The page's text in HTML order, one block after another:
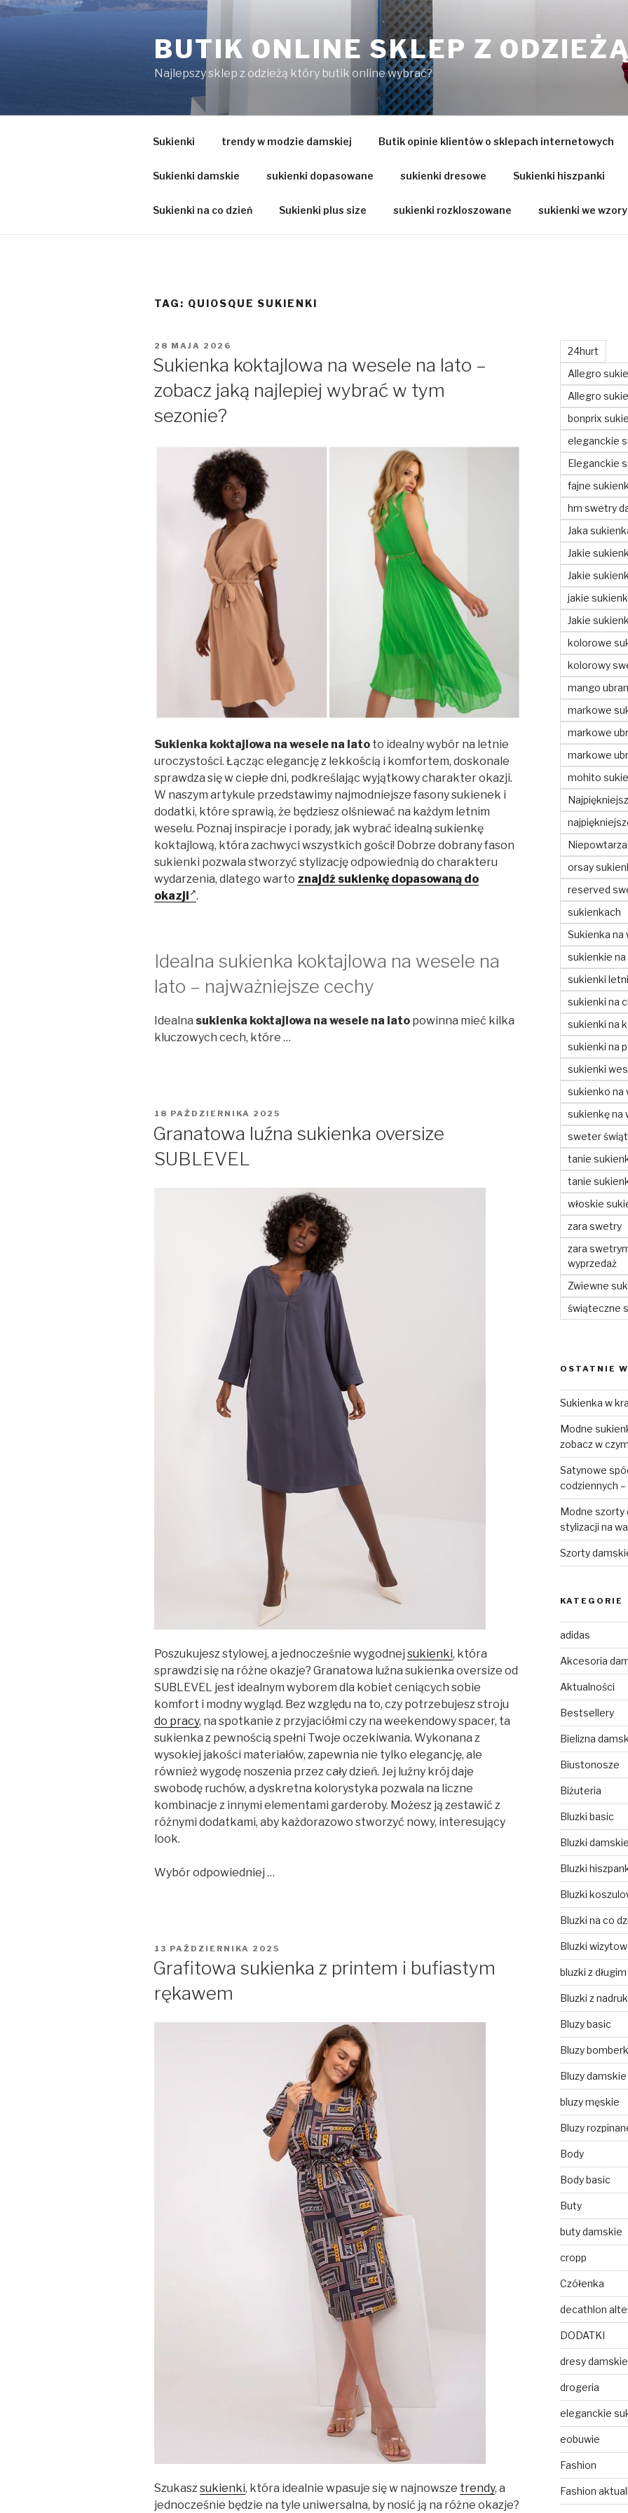
Przejdź
BUTIK ONLINE SKLEP Z ODZIEŻĄ
Najlepszy sklep z odzieżą który butik online wybrać?
Sukienki trendy w modzie damskiej Butik opinie klientów o sklepach internetowych
Sukienki damskie sukienki dopasowane sukienki dresowe Sukienki hiszpanki
Sukienki na co dzień Sukienki plus size sukienki rozkloszowane sukienki we wzory
TAG: QUIOSQUE SUKIENKI
OPUBLIKOWANE
28 MAJA 2026
Sukienka koktajlowa na wesele na lato –
zobacz jaką najlepiej wybrać w tym
sezonie?
Sukienka koktajlowa na wesele na lato to idealny wybór na letnie
uroczystości. Łącząc elegancję z lekkością i komfortem, doskonale
sprawdza się w ciepłe dni, podkreślając wyjątkowy charakter okazji.
W naszym artykule przedstawimy najmodniejsze fasony sukienek i
dodatki, które sprawią, że będziesz olśniewać na każdym letnim
weselu. Poznaj inspiracje i porady, jak wybrać idealną sukienkę
koktajlową, która zachwyci wszystkich gości! Dobrze dobrany fason
sukienki pozwala stworzyć stylizację odpowiednią do charakteru
wydarzenia, dlatego warto znajdź sukienkę dopasowaną do
okazji .
Idealna sukienka koktajlowa na wesele na
lato – najważniejsze cechy
Idealna sukienka koktajlowa na wesele na lato powinna mieć kilka
kluczowych cech, które …
OPUBLIKOWANE
18 PAŹDZIERNIKA 2025
Granatowa luźna sukienka oversize
SUBLEVEL
Poszukujesz stylowej, a jednocześnie wygodnej sukienki, która
sprawdzi się na różne okazje? Granatowa luźna sukienka oversize od
SUBLEVEL jest idealnym wyborem dla kobiet ceniących sobie
komfort i modny wygląd. Bez względu na to, czy potrzebujesz stroju
do pracy, na spotkanie z przyjaciółmi czy na weekendowy spacer, ta
sukienka z pewnością spełni Twoje oczekiwania. Wykonana z
wysokiej jakości materiałów, zapewnia nie tylko elegancję, ale
również wygodę noszenia przez cały dzień. Jej luźny krój daje
swobodę ruchów, a dyskretna kolorystyka pozwala na liczne
kombinacje z innymi elementami garderoby. Możesz ją zestawić z
różnymi dodatkami, aby każdorazowo stworzyć nowy, interesujący
look.
Wybór odpowiedniej …
OPUBLIKOWANE
13 PAŹDZIERNIKA 2025
Grafitowa sukienka z printem i bufiastym
rękawem
Szukaszsukienki, która idealnie wpasuje się w najnowsze trendy, a
jednocześnie będzie na tyle uniwersalna, by nosić ją na różne okazje?
24hurt
Allegro
Allegro
bonprix
eleganckie
Eleganckie
fajne
hm swetry
Jaka
Jakie
Jakie
jakie
Jakie
kolorowe
kolorowy
mango
markowe
markowe
markowe
mohito
orsay
reserved
sukienkach
Sukienka na
sukienkie
sukienki
sukienki na
sukienki na
sukienki na
sukienki
sukienko na
sukienkę na
sweter
tanie
tanie
włoskie
zara swetry
zara
wyprzedaż
Zwiewne
świąteczne
OSTATNIE
Sukienka w
Modne
zobacz w
Satynowe
codziennych –
Modne szorty
stylizacji na
Szorty
KATEGORIE
adidas
Akcesoria
Aktualności
Bestsellery
Bielizna
Biustonosze
Biżuteria
Bluzki basic
Bluzki damskie
Bluzki
Bluzki
Bluzki na co
Bluzki
bluzki z
Bluzki z
Bluzy basic
Bluzy
Bluzy damskie
bluzy męskie
Bluzy
Body
Body basic
Buty
buty damskie
cropp
Czółenka
decathlon
DODATKI
dresy damskie
drogeria
eleganckie
eobuwie
Fashion
Fashion